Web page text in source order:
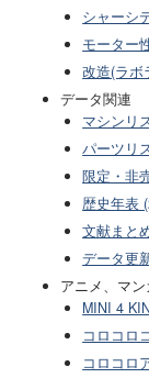
シャーシ
モーター
改造(ラボ
データ関連
マシンリ
パーツリ
限定・非
歴史年表
文献まと
データ更
アニメ、マン
MINI 4
コロコロ
コロコロ